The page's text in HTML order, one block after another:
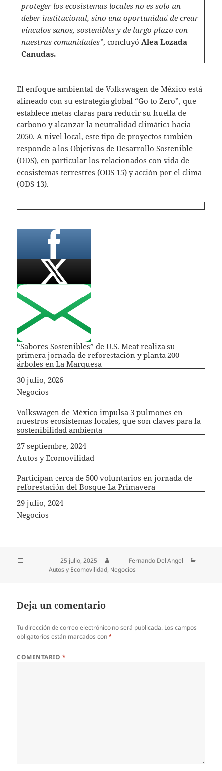
proteger los ecosistemas locales no es solo un
deber institucional, sino una oportunidad de crear
vínculos sanos, sostenibles y de largo plazo con
nuestras comunidades”, concluyó Alea Lozada
Canudas.
El enfoque ambiental de Volkswagen de México está
alineado con su estrategia global “Go to Zero”, que
establece metas claras para reducir su huella de
carbono y alcanzar la neutralidad climática hacia
2050. A nivel local, este tipo de proyectos también
responde a los Objetivos de Desarrollo Sostenible
(ODS), en particular los relacionados con vida de
ecosistemas terrestres (ODS 15) y acción por el clima
(ODS 13).
“Sabores Sostenibles” de U.S. Meat realiza su
primera jornada de reforestación y planta 200
árboles en La Marquesa
Fecha
30 julio, 2026
In relation to
Negocios
Volkswagen de México impulsa 3 pulmones en
nuestros ecosistemas locales, que son claves para la
sostenibilidad ambienta
Fecha
27 septiembre, 2024
In relation to
Autos y Ecomovilidad
Participan cerca de 500 voluntarios en jornada de
reforestación del Bosque La Primavera
Fecha
29 julio, 2024
In relation to
Negocios
Publicado el25 julio, 2025
Fernando Del Angel
CategoríasAutos y Ecomovilidad, Negocios
Deja un comentario
Tu dirección de correo electrónico no será publicada. Los campos
obligatorios están marcados con*
COMENTARIO *